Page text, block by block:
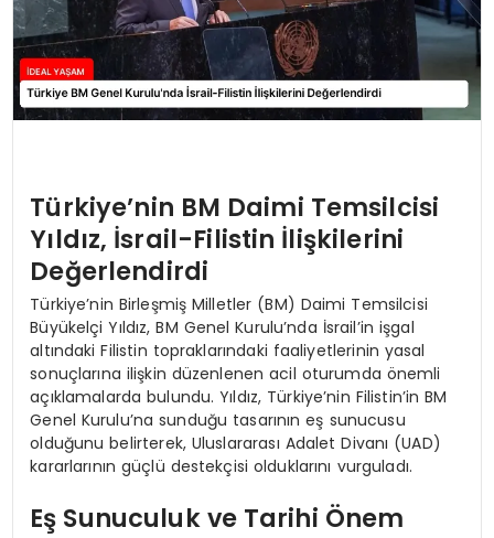
Türkiye’nin BM Daimi Temsilcisi
Yıldız, İsrail-Filistin İlişkilerini
Değerlendirdi
Türkiye’nin Birleşmiş Milletler (BM) Daimi Temsilcisi
Büyükelçi Yıldız, BM Genel Kurulu’nda İsrail’in işgal
altındaki Filistin topraklarındaki faaliyetlerinin yasal
sonuçlarına ilişkin düzenlenen acil oturumda önemli
açıklamalarda bulundu. Yıldız, Türkiye’nin Filistin’in BM
Genel Kurulu’na sunduğu tasarının eş sunucusu
olduğunu belirterek, Uluslararası Adalet Divanı (UAD)
kararlarının güçlü destekçisi olduklarını vurguladı.
Eş Sunuculuk ve Tarihi Önem